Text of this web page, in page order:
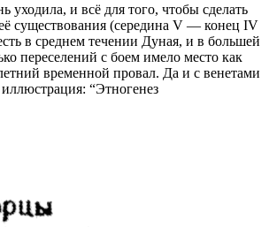
уходила, и всё для того, чтобы сделать
существования (середина V — конец IV
в среднем течении Дуная, и в большей
переселений с боем имело место как
временной провал. Да и с венетами
“Этногенез